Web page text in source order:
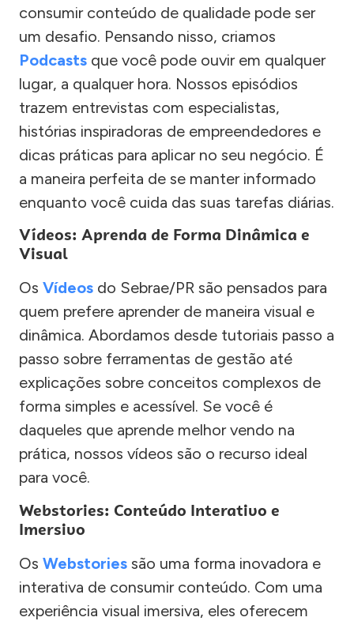
consumir conteúdo de qualidade pode ser
um desafio. Pensando nisso, criamos
Podcasts que você pode ouvir em qualquer
lugar, a qualquer hora. Nossos episódios
trazem entrevistas com especialistas,
histórias inspiradoras de empreendedores e
dicas práticas para aplicar no seu negócio. É
a maneira perfeita de se manter informado
enquanto você cuida das suas tarefas diárias.
Vídeos: Aprenda de Forma Dinâmica e
Visual
Os Vídeos do Sebrae/PR são pensados para
quem prefere aprender de maneira visual e
dinâmica. Abordamos desde tutoriais passo a
passo sobre ferramentas de gestão até
explicações sobre conceitos complexos de
forma simples e acessível. Se você é
daqueles que aprende melhor vendo na
prática, nossos vídeos são o recurso ideal
para você.
Webstories: Conteúdo Interativo e
Imersivo
Os Webstories são uma forma inovadora e
interativa de consumir conteúdo. Com uma
experiência visual imersiva, eles oferecem